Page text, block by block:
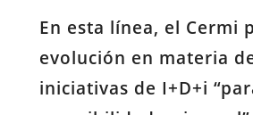
En esta línea, el
evolución en materia
iniciativas de I+D+i